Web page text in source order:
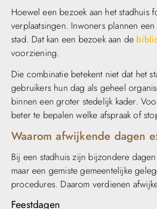
Hoewel een bezoek aan het stadhuis
verplaatsingen. Inwoners plannen
stad. Dat kan een bezoek aan de
voorziening.
Die combinatie betekent niet dat het
gebruikers hun dag als geheel
binnen een groter stedelijk kader.
beter te bepalen welke afspraak of
Waarom afwijkende dagen
Bij een stadhuis zijn bijzondere
maar een gemiste gemeentelijke
procedures. Daarom verdienen
Feestdagen